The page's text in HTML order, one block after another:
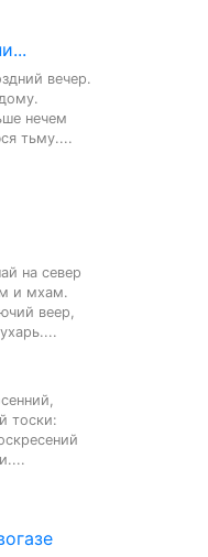
вечер.
нечем
тьму....
на север
и мхам.
веер,
тоски: